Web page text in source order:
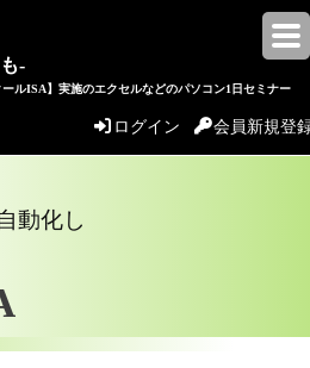
-
ルISA】実施のエクセルなどのパソコン1日セミナー
ログイン 会員新規登
動化し